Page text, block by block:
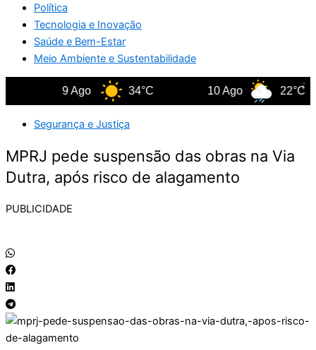
Política
Tecnologia e Inovação
Saúde e Bem-Estar
Meio Ambiente e Sustentabilidade
9 Ago 34°C 10 Ago 22°C
Segurança e Justiça
MPRJ pede suspensão das obras na Via
Dutra, após risco de alagamento
PUBLICIDADE